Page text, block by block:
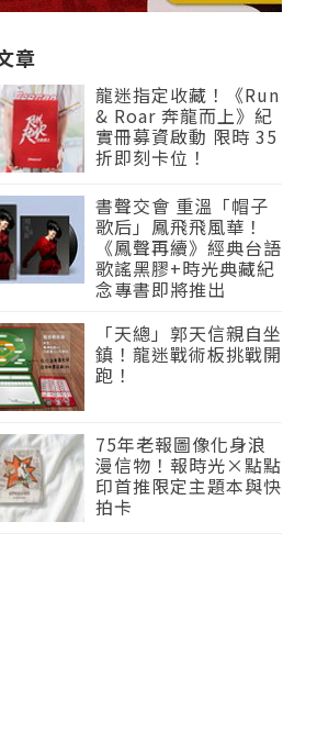
章
龍迷指定收藏！《Run
& Roar 奔龍而上》紀
實冊募資啟動 限時 35
折即刻卡位！
書聲交會 重溫「帽子
歌后」鳳飛飛風華！
《鳳聲再續》經典台語
歌謠黑膠+時光典藏紀
念專書即將推出
「天總」郭天信親自坐
鎮！龍迷戰術板挑戰開
跑！
75年老報圖像化身浪
漫信物！報時光×點點
印首推限定主題本與快
拍卡